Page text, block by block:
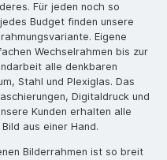
Für jeden noch so
Budget finden unsere
Eigene
Wechselrahmen bis zur
alle denkbaren
Stahl und Plexiglas. Das
Digitaldruck und
Kunden erhalten alle
aus einer Hand.
Bilderrahmen ist so breit